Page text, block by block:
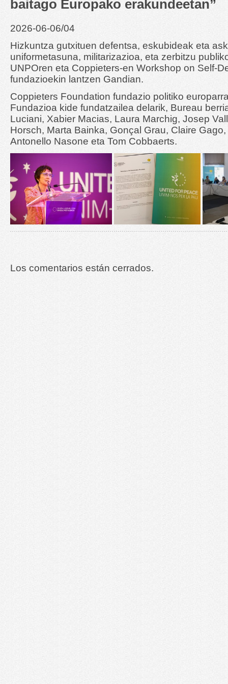
baitago Europako erakundeetan”
2026-06-06/04
Hizkuntza gutxituen defentsa, eskubideak eta
uniformetasuna, militarizazioa, eta zerbitzu
UNPOren eta Coppieters-en Workshop on Self-
fundazioekin lantzen Gandian.
Coppieters Foundation fundazio politiko
Fundazioa kide fundatzailea delarik, Bureau
Luciani, Xabier Macias, Laura Marchig, Josep
Horsch, Marta Bainka, Gonçal Grau, Claire
Antonello Nasone eta Tom Cobbaerts.
Los comentarios están cerrados.